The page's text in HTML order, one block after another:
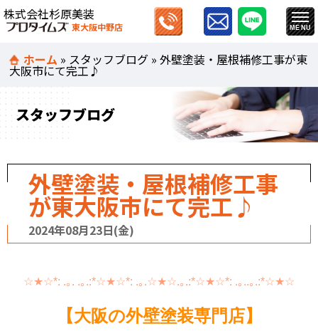
株式会社杉原美装
東大阪中野店
ホーム » スタッフブログ »外壁塗装・屋根補修工事が東
大阪市にて完工♪
スタッフブログ
外壁塗装・屋根補修工事
が東大阪市にて完工♪
2024年08月23日(金)
☆★☆*: .｡. .｡.:*☆★☆*: .｡.☆★☆.｡.:*☆★☆*: .｡..｡.:*☆★☆
【大阪の外壁塗装専門店】